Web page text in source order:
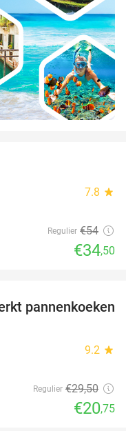
7.8 star
Regulier €54
€34,50
30%
pannenkoeken
9.2 star
Regulier €29,50
€20,75